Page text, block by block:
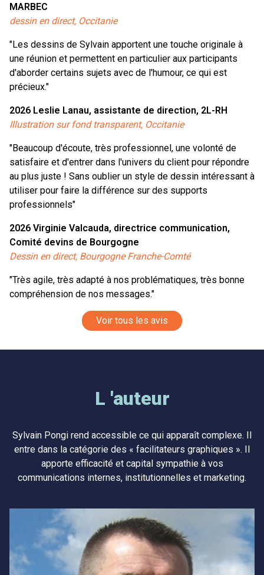
MARBEC
dessin en direct, Occitanie
"Les dessins de Sylvain apportent une touche originale à
une réunion et permettent en particulier aux participants
d'aborder certains sujets avec de l'humour, ce qui est
précieux."
2026 Leslie Lanau, assistante de direction, 2L-RH
Illustration sur fond transparent, Occitanie
"Beaucoup d'écoute, très professionnel, une volonté de
satisfaire et d'entrer dans l'univers du client pour répondre
au plus juste ! Sans oublier un style de dessin intéressant à
utiliser pour faire la différence sur des supports
professionnels"
2026 Virginie Valcauda, directrice communication,
Comité devins de Bourgogne
Dessin en direct, Bourgogne Franche-Comté
"Très agile, très adapté à nos problématiques, très bonne
compréhension de nos messages."
Voir tous les avis
L 'auteur
Sylvain Pongi rend accessible ce qui apparaît complexe. Il
entre dans la catégorie des « facilitateurs graphiques ». Il
apporte efficacité et capital sympathie à vos
communications internes, institutionnelles et marketing.